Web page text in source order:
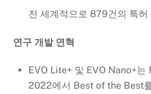
전 세계적으로 879건의 특허
연구 개발 연혁
EVO Lite+ 및 EVO Nano+
2022에서 Best of the Best